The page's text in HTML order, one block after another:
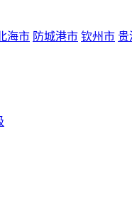
海市 防城港市 钦州市 贵